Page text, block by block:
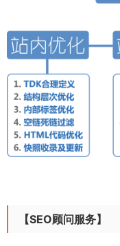
【SEO顾问服务】